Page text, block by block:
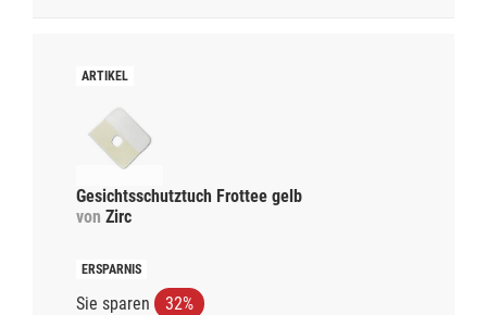
Gesichtsschutztuch Frottee gelb
von Zirc
Sie sparen 32%